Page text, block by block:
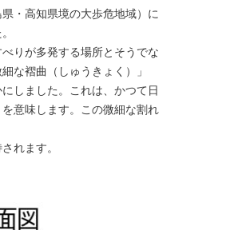
・高知県境の大歩危地域）に
りが多発する場所とそうでな
な褶曲（しゅうきょく）」
しました。これは、かつて日
意味します。この微細な割れ
れます。